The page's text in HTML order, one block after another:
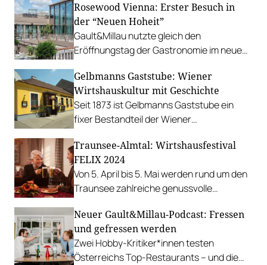
Rosewood Vienna: Erster Besuch in
der “Neuen Hoheit”
Gault&Millau nutzte gleich den
Eröffnungstag der Gastronomie im neuen
sehr herzlich empfangen.
Gelbmanns Gaststube: Wiener
Wirtshauskultur mit Geschichte
Seit 1873 ist Gelbmanns Gaststube ein
fixer Bestandteil der Wiener
verbindet das Haus bis heute gelebte
Tradition, ehrliche Küche und herzliche
Gastfreundschaft.
Traunsee-Almtal: Wirtshausfestival
FELIX 2024
Von 5. April bis 5. Mai werden rund um den
Traunsee zahlreiche genussvolle
Neuer Gault&Millau-Podcast: Fressen
und gefressen werden
Zwei Hobby-Kritiker*innen testen
Österreichs Top-Restaurants – und die